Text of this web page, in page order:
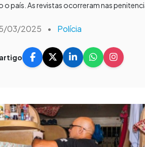
país. As revistas ocorreram nas
03/2025 • Polícia